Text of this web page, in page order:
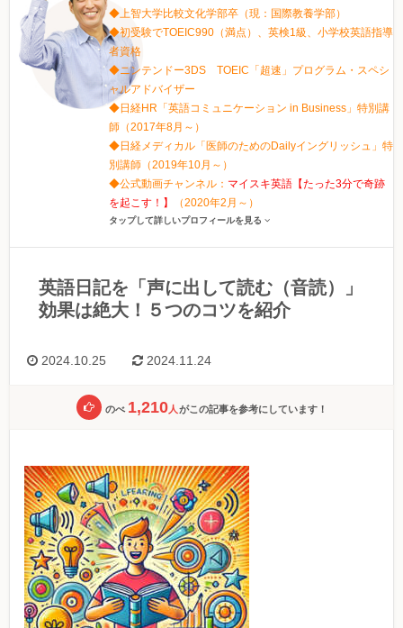
◆上智大学比較文化学部卒（現：国際教養学部）
◆初受験でTOEIC990（満点）、英検1級、小学校英語指導
者資格
◆ニンテンドー3DS TOEIC「超速」プログラム・スペシ
ャルアドバイザー
◆日経HR「英語コミュニケーション in Business」特別講
師（2017年8月～）
◆日経メディカル「医師のためのDailyイングリッシュ」特
別講師（2019年10月～）
◆公式動画チャンネル： マイスキ英語【たった3分で奇跡
を起こす！】
（2020年2月～）
タップして詳しいプロフィールを見る
英語日記を「声に出して読む（音読）」
効果は絶大！５つのコツを紹介
2024.10.25 2024.11.24
のべ 1,210人 がこの記事を参考にしています！